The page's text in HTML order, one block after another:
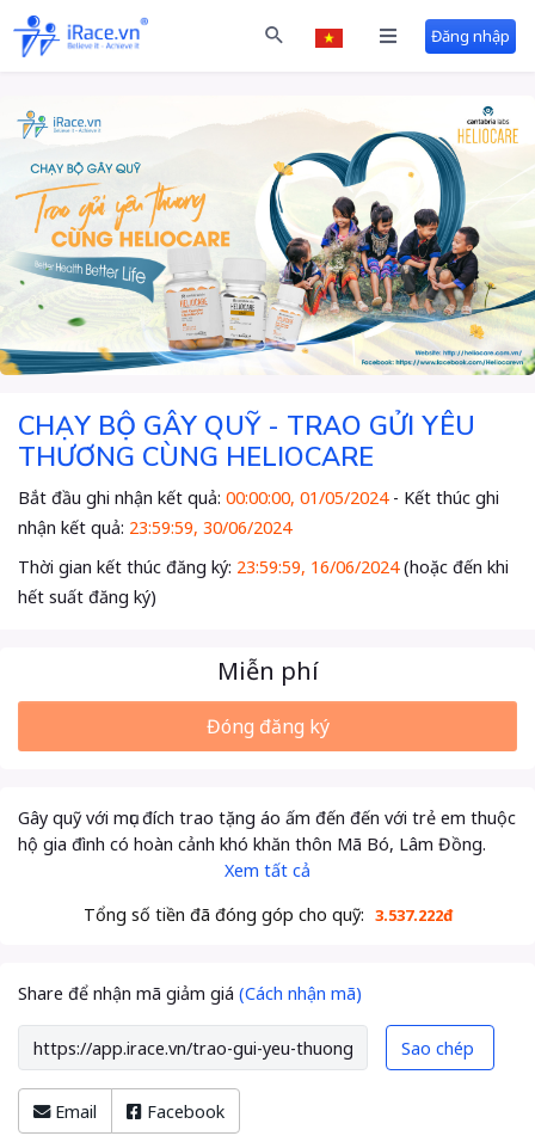
Đăng nhập
CHẠY BỘ GÂY QUỸ - TRAO GỬI YÊU
THƯƠNG CÙNG HELIOCARE
Bắt đầu ghi nhận kết quả: 00:00:00, 01/05/2024- Kết thúc ghi
nhận kết quả: 23:59:59, 30/06/2024
Thời gian kết thúc đăng ký: 23:59:59, 16/06/2024(hoặc đến khi
hết suất đăng ký)
Miễn phí
Đóng đăng ký
Gây quỹ với mục đích trao tặng áo ấm đến đến với trẻ em thuộc
hộ gia đình có hoàn cảnh khó khăn thôn Mã Bó, Lâm Đồng.
Xem tất cả
Tổng số tiền đã đóng góp cho quỹ: 3.537.222đ
Share để nhận mã giảm giá (Cách nhận mã)
Sao chép
Email Facebook